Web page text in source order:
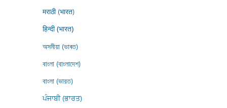
मराठी (भारत)
हिन्दी (भारत)
অসমীয়া (ভাৰত)
বাংলা (বাংলাদেশ)
বাংলা (ভারত)
ਪੰਜਾਬੀ (ਭਾਰਤ)